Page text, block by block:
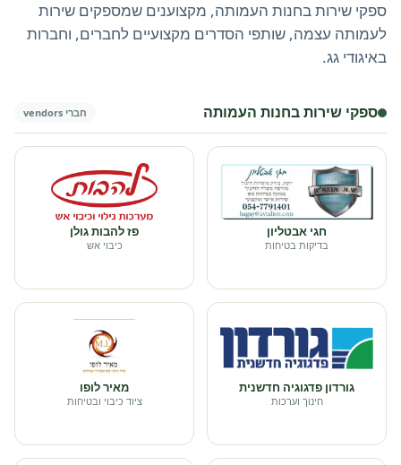
ספקי שירות בחנות העמותה, מקצוענים שמספקים שירות
לעמותה עצמה, שותפי הסדרים מקצועיים לחברים, וחברות
באיגודי גג.
ספקי שירות בחנות העמותה חברי vendors
חגי אבטליון
בדיקות בטיחות
פז להבות גולן
כיבוי אש
גורדון פדגוגיה חדשנית
חינוך וערכות
מאיר לופו
ציוד כיבוי ובטיחות